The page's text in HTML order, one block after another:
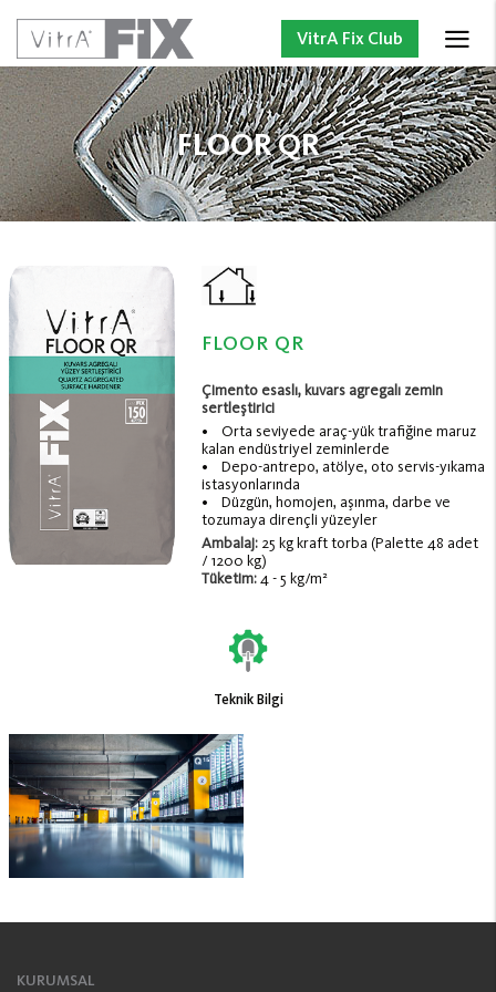
VitrA Fix Club
FLOOR QR
FLOOR QR
Çimento esaslı, kuvars agregalı zemin
sertleştirici
• Orta seviyede araç-yük trafiğine maruz
kalan endüstriyel zeminlerde
• Depo-antrepo, atölye, oto servis-yıkama
istasyonlarında
• Düzgün, homojen, aşınma, darbe ve
tozumaya dirençli yüzeyler
Ambalaj: 25 kg kraft torba (Palette 48 adet
/ 1200 kg)
Tüketim:4 - 5 kg/m²
Teknik Bilgi
KURUMSAL